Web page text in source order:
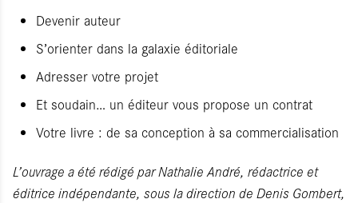
Devenir auteur
S’orienter dans la galaxie éditoriale
Adresser votre projet
Et soudain… un éditeur vous propose un contrat
Votre livre : de sa conception à sa commercialisation
L’ouvrage a été rédigé par Nathalie André, rédactrice et
éditrice indépendante, sous la direction de Denis Gombert,